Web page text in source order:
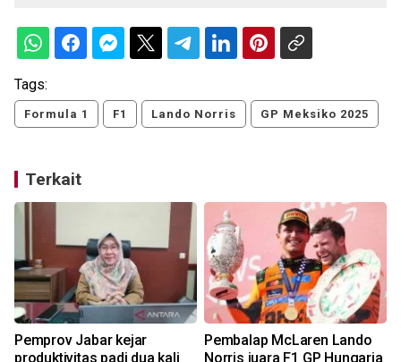
Tags:
Formula 1 F1 Lando Norris GP Meksiko 2025
Terkait
Pemprov Jabar kejar
produktivitas padi dua kali
Pembalap McLaren Lando
Norris juara F1 GP Hungaria